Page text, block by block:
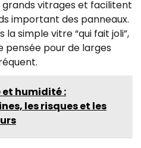
vitrages et facilitent
important des panneaux.
la simple vitre “qui fait joli”,
pensée pour de larges
humidité :
les risques et les